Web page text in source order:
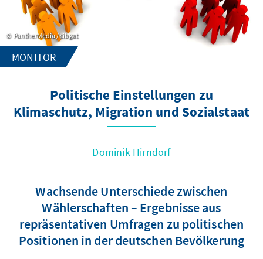
PantherMedia / sibgat
MONITOR
Politische Einstellungen zu
Klimaschutz, Migration und Sozialstaat
Dominik Hirndorf
Wachsende Unterschiede zwischen
Wählerschaften – Ergebnisse aus
repräsentativen Umfragen zu politischen
Positionen in der deutschen Bevölkerung